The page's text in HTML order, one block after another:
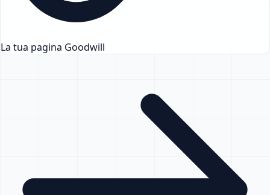
La tua pagina Goodwill